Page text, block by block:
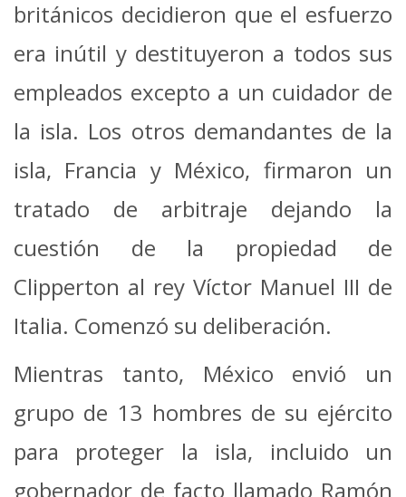
británicos decidieron que el esfuerzo
era inútil y destituyeron a todos sus
empleados excepto a un cuidador de
la isla. Los otros demandantes de la
isla, Francia y México, firmaron un
tratado de arbitraje dejando la
cuestión de la propiedad de
Clipperton al rey Víctor Manuel III de
Italia. Comenzó su deliberación.
Mientras tanto, México envió un
grupo de 13 hombres de su ejército
para proteger la isla, incluido un
gobernador de facto llamado Ramón